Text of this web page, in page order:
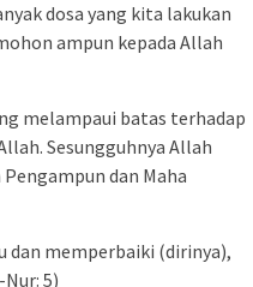
dosa yang kita lakukan
ampun kepada Allah
melampaui batas terhadap
Sesungguhnya Allah
dan Maha
dan memperbaiki (dirinya),
5)